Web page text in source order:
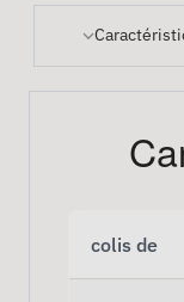
colis de